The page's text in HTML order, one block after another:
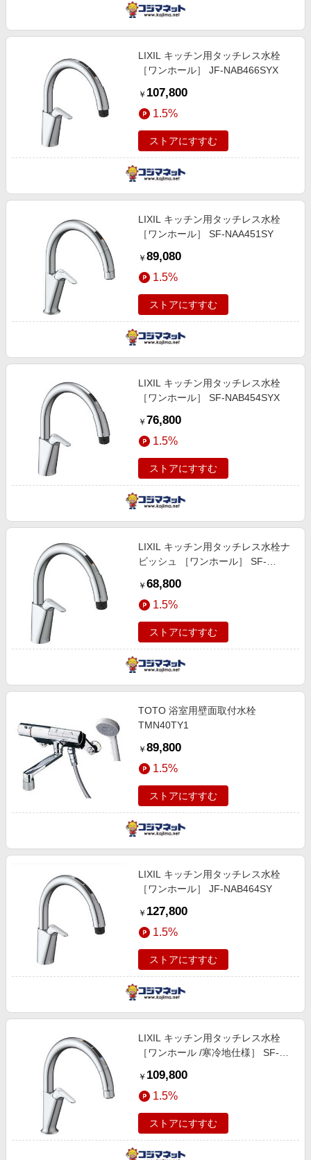
LIXIL キッチン用タッチレス水栓
［ワンホール］ JF-NAB466SYX
￥ 107,800
1.5%
ストアにすすむ
LIXIL キッチン用タッチレス水栓
［ワンホール］ SF-NAA451SY
￥ 89,080
1.5%
ストアにすすむ
LIXIL キッチン用タッチレス水栓
［ワンホール］ SF-NAB454SYX
￥ 76,800
1.5%
ストアにすすむ
LIXIL キッチン用タッチレス水栓ナ
ビッシュ ［ワンホール］ SF-
￥ 68,800
1.5%
ストアにすすむ
TOTO 浴室用壁面取付水栓
TMN40TY1
￥ 89,800
1.5%
ストアにすすむ
LIXIL キッチン用タッチレス水栓
［ワンホール］ JF-NAB464SY
￥ 127,800
1.5%
ストアにすすむ
LIXIL キッチン用タッチレス水栓
［ワンホール /寒冷地仕様］ SF-
￥ 109,800
1.5%
ストアにすすむ